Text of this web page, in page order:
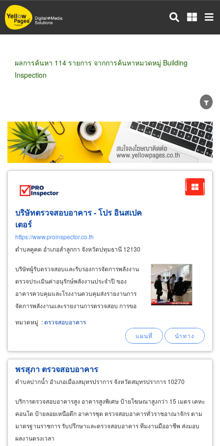
ข้าม
ไป
ผลการค้นหา 114 รายการ จากการค้นหาหมวดหมู่ Building
Inspection
ขายส่ง ขายปลีก ผู้ผลิต
ตัวแทนจัดจำหน่าย
ผู้ส่งออก/นำเข้า
ธุรกิจบริการ
บริษัทตรวจสอบอาคาร - โปร อินสเปค
เตอร์
https://www.proinspector.co.th
ตำบลคูคต อำเภอลำลูกกา จังหวัดปทุมธานี 12130
บริษัทผู้รับตรวจสอบและรับรองการจัดการพลังงาน
ตรวจประเมินค่าอนุรักษ์พลังงานประจำปี ของ
อาคารควบคุมและโรงงานควบคุมส่งรายงานการ
จัดการพลังงานและรายงานการตรวจสอบ การขอ
ตรวจสอบและรับรองการจัดการพลังงานจากกรม
กระทรวงพลังงาน ประเภทนิติบุคคล
หมวดหมู่ :ตรวจสอบอาคาร
พรสุภา ตรวจสอบอาคาร
ตำบลปากน้ำ อำเภอเมืองสมุทรปราการ จังหวัดสมุทรปราการ 10270
บริการตรวจสอบอาคารสูง อาคารสูงพิเศษ ป้ายโฆษณาสูงกว่า 15 เมตร เคหะ
คอนโด ป้ายลอยเหนือตึก อาคารชุด ตรวจสอบอาคารทั่วราชอาณาจักร ตาม
มาตรฐานราชการ รับปรึกษาและตรวจสอบอาคาร ทีมงานมืออาชีพ ส่งมอบ
ผลงานตรงเวลา